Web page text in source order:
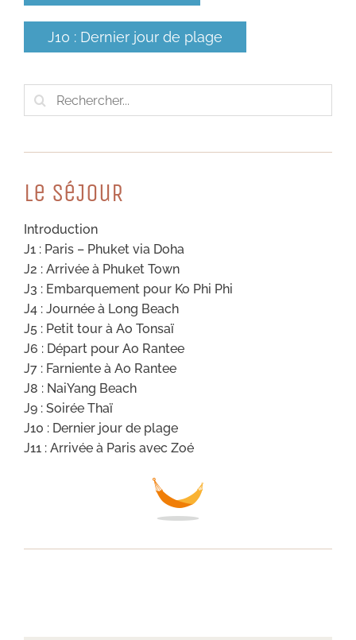
J10 : Dernier jour de plage
Rechercher:
Le SéJouR
Introduction
J1 : Paris – Phuket via Doha
J2 : Arrivée à Phuket Town
J3 : Embarquement pour Ko Phi Phi
J4 : Journée à Long Beach
J5 : Petit tour à Ao Tonsaï
J6 : Départ pour Ao Rantee
J7 : Farniente à Ao Rantee
J8 : NaiYang Beach
J9 : Soirée Thaï
J10 : Dernier jour de plage
J11 : Arrivée à Paris avec Zoé